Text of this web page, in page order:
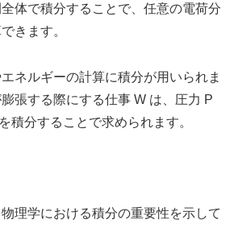
体で積分することで、任意の電荷分
きます。
ネルギーの計算に積分が用いられま
張する際にする仕事 W は、圧力 P
積分することで求められます。
理学における積分の重要性を示して